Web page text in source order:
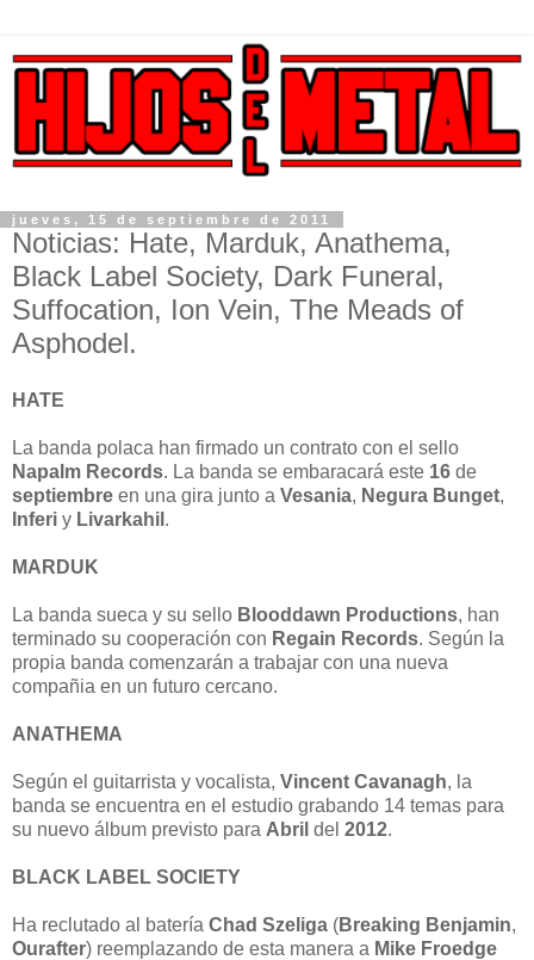
jueves, 15 de septiembre de 2011
Noticias: Hate, Marduk, Anathema,
Black Label Society, Dark Funeral,
Suffocation, Ion Vein, The Meads of
Asphodel.
HATE
La banda polaca han firmado un contrato con el sello
Napalm Records. La banda se embaracará este 16 de
septiembre en una gira junto a Vesania, Negura Bunget,
Inferi y Livarkahil .
MARDUK
La banda sueca y su sello Blooddawn Productions, han
terminado su cooperación con Regain Records. Según la
propia banda comenzarán a trabajar con una nueva
compañia en un futuro cercano.
ANATHEMA
Según el guitarrista y vocalista, Vincent Cavanagh, la
banda se encuentra en el estudio grabando 14 temas para
su nuevo álbum previsto para Abril del 2012.
BLACK LABEL SOCIETY
Ha reclutado al batería Chad Szeliga (Breaking Benjamin,
Ourafter) reemplazando de esta manera a Mike Froedge